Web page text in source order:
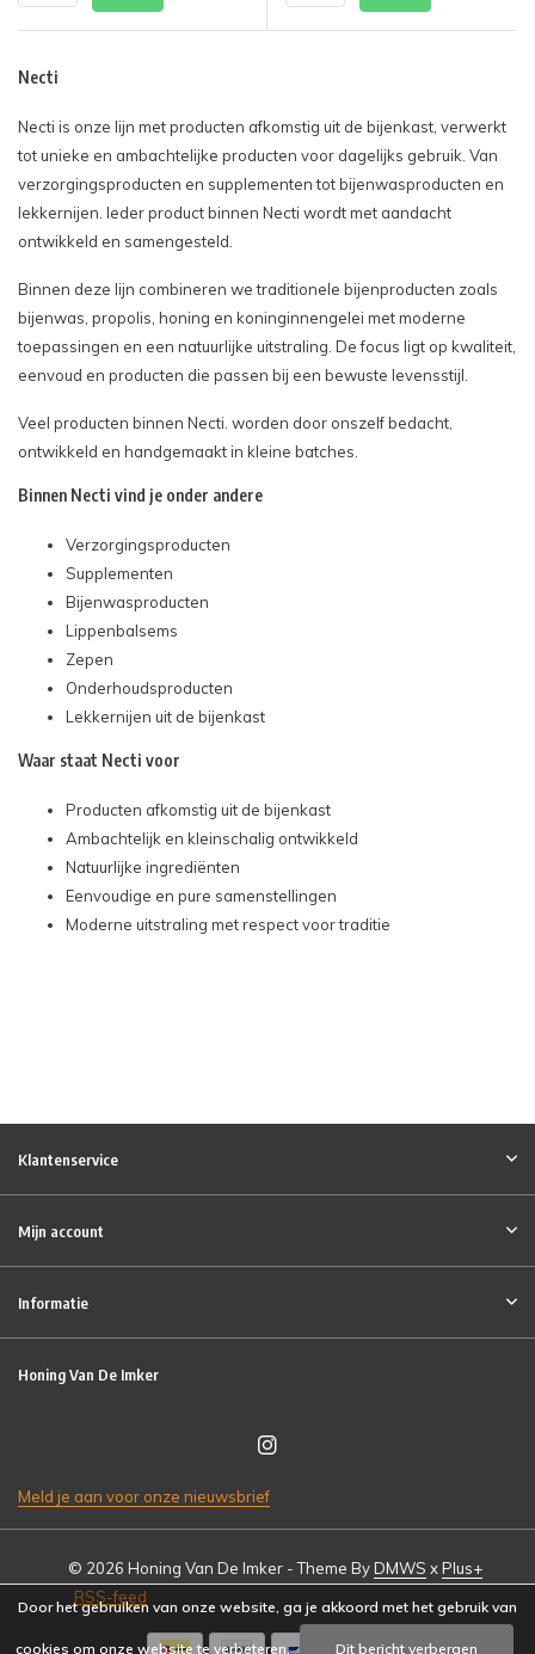
Necti
Necti is onze lijn met producten afkomstig uit de bijenkast, verwerkt
tot unieke en ambachtelijke producten voor dagelijks gebruik. Van
verzorgingsproducten en supplementen tot bijenwasproducten en
lekkernijen. Ieder product binnen Necti wordt met aandacht
ontwikkeld en samengesteld.
Binnen deze lijn combineren we traditionele bijenproducten zoals
bijenwas, propolis, honing en koninginnengelei met moderne
toepassingen en een natuurlijke uitstraling. De focus ligt op kwaliteit,
eenvoud en producten die passen bij een bewuste levensstijl.
Veel producten binnen Necti. worden door onszelf bedacht,
ontwikkeld en handgemaakt in kleine batches.
Binnen Necti vind je onder andere
Verzorgingsproducten
Supplementen
Bijenwasproducten
Lippenbalsems
Zepen
Onderhoudsproducten
Lekkernijen uit de bijenkast
Waar staat Necti voor
Producten afkomstig uit de bijenkast
Ambachtelijk en kleinschalig ontwikkeld
Natuurlijke ingrediënten
Eenvoudige en pure samenstellingen
Moderne uitstraling met respect voor traditie
Klantenservice
Mijn account
Informatie
Honing Van De Imker
Meld je aan voor onze nieuwsbrief
© 2026 Honing Van De Imker - Theme ByDMWS xPlus+
RSS-feed
Door het gebruiken van onze website, ga je akkoord met het gebruik van
cookies om onze website te verbeteren. Dit bericht verbergen